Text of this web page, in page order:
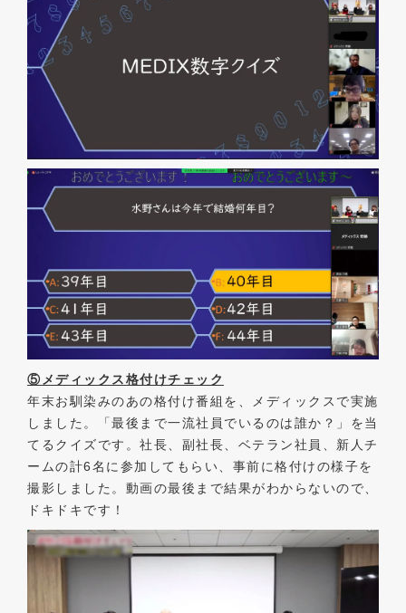
⑤メディックス格付けチェック
年末お馴染みのあの格付け番組を、メディックスで実施
しました。「最後まで一流社員でいるのは誰か？」を当
てるクイズです。社長、副社長、ベテラン社員、新人チ
ームの計6名に参加してもらい、事前に格付けの様子を
撮影しました。動画の最後まで結果がわからないので、
ドキドキです！